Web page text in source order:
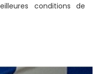
conditions de